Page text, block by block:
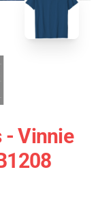
- Vinnie